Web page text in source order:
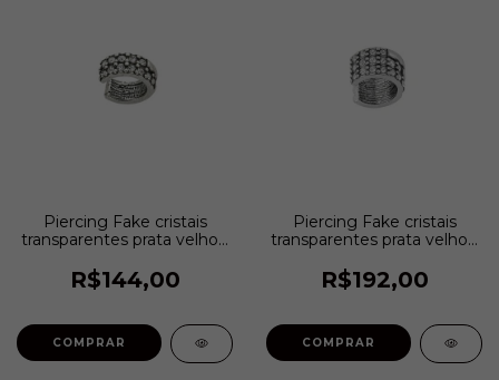
Piercing Fake cristais
transparentes prata velho |
R$144,00
COMPRAR
Piercing Fake cristais
transparentes prata velho |
R$192,00
COMPRAR